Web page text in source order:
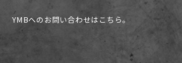
YMBへのお問い合わせはこちら。